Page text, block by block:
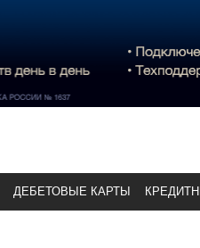
ДЕБЕТОВЫЕ КАРТЫ